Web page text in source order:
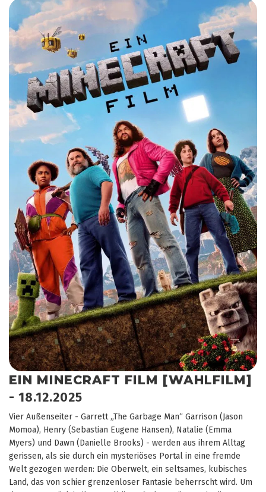
EIN MINECRAFT FILM [WAHLFILM]
- 18.12.2025
Vier Außenseiter - Garrett „The Garbage Man“ Garrison (Jason
Momoa), Henry (Sebastian Eugene Hansen), Natalie (Emma
Myers) und Dawn (Danielle Brooks) - werden aus ihrem Alltag
gerissen, als sie durch ein mysteriöses Portal in eine fremde
Welt gezogen werden: Die Oberwelt, ein seltsames, kubisches
Land, das von schier grenzenloser Fantasie beherrscht wird. Um